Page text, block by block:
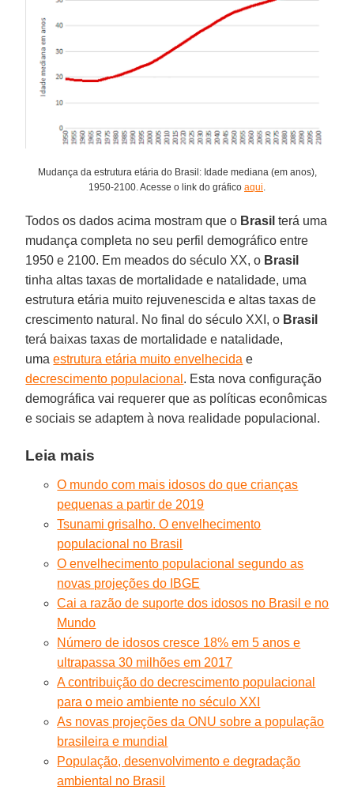
Mudança da estrutura etária do Brasil: Idade mediana (em anos),
1950-2100. Acesse o link do gráfico aqui.
Todos os dados acima mostram que o Brasil terá uma
mudança completa no seu perfil demográfico entre
1950 e 2100. Em meados do século XX, o Brasil
tinha altas taxas de mortalidade e natalidade, uma
estrutura etária muito rejuvenescida e altas taxas de
crescimento natural. No final do século XXI, o Brasil
terá baixas taxas de mortalidade e natalidade,
uma estrutura etária muito envelhecida e
decrescimento populacional . Esta nova configuração
demográfica vai requerer que as políticas econômicas
e sociais se adaptem à nova realidade populacional.
Leia mais
O mundo com mais idosos do que crianças
pequenas a partir de 2019
Tsunami grisalho. O envelhecimento
populacional no Brasil
O envelhecimento populacional segundo as
novas projeções do IBGE
Cai a razão de suporte dos idosos no Brasil e no
Mundo
Número de idosos cresce 18% em 5 anos e
ultrapassa 30 milhões em 2017
A contribuição do decrescimento populacional
para o meio ambiente no século XXI
As novas projeções da ONU sobre a população
brasileira e mundial
População, desenvolvimento e degradação
ambiental no Brasil